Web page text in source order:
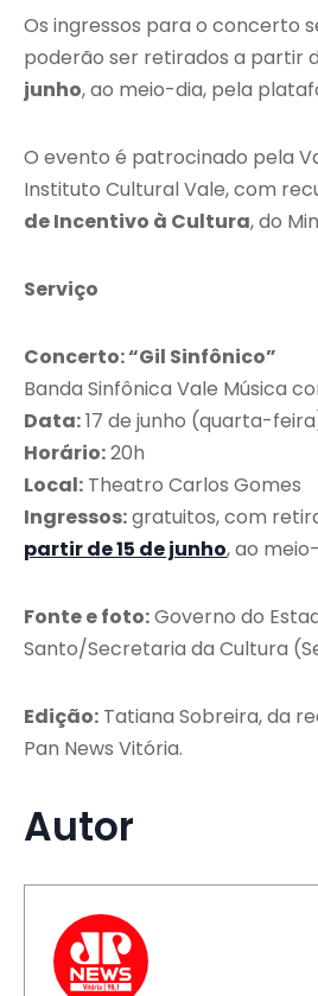
Os ingressos para o concerto
poderão ser retirados a partir
junho, ao meio-dia, pela
O evento é patrocinado pela
Instituto Cultural Vale, com
de Incentivo à Cultura, do
Serviço
Concerto: “Gil Sinfônico”
Banda Sinfônica Vale Música
Data:17 de junho (quarta-
Horário:20h
Local: Theatro Carlos Gomes
Ingressos:gratuitos, com
partir de 15 de junho, ao
Fonte e foto:Governo do
Santo/Secretaria da Cultura
Edição: Tatiana Sobreira, da
Pan News Vitória.
Autor